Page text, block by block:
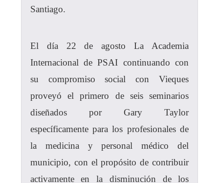
Santiago.
El día 22 de agosto La Academia
Internacional de PSAI continuando con
su compromiso social con Vieques
proveyó el primero de seis seminarios
diseñados por Gary Taylor
específicamente para los profesionales de
la medicina y personal médico del
municipio, con el propósito de contribuir
activamente en la disminución de los